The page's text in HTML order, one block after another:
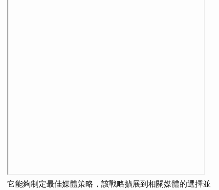
它能夠制定最佳媒體策略，該戰略擴展到相關媒體的選擇並